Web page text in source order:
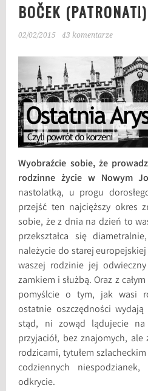
BOČEK (PATRONAT!)
02/02/2015 43 komentarze
Wyobraźcie sobie, że
rodzinne życie w Nowym
nastolatką, u progu
przejść ten najcięższy okres
sobie, że z dnia na dzień to
przekształca się
należycie do starej
waszej rodzinie jej
zamkiem i służbą. Oraz z
pomyślcie o tym, jak wasi
ostatnie oszczędności
stąd, ni zowąd lądujecie
przyjaciół, bez znajomych,
rodzicami, tytułem
codziennych
odkrycie.